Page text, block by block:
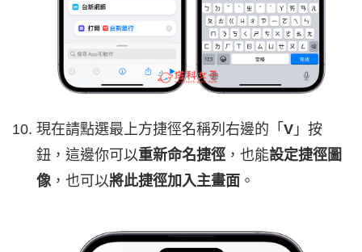
現在請點選最上方捷徑名稱列右邊的「 V 」按
鈕，這邊你可以重新命名捷徑 ，也能設定捷徑圖
像，也可以將此捷徑加入主畫面 。